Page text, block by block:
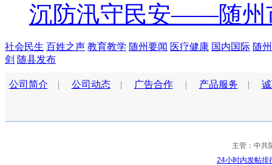
沉防汛守民安——随州
社会民生 百姓之声 教育教学 随州要闻 医疗健康 国内国际 随
剑 随县发布
公司简介 | 公司动态| 广告合作| 产品服务 |
主管：中
24小时内发帖排